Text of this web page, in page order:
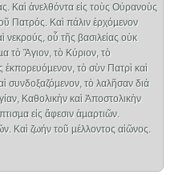
Καὶ ἀνελθόντα εἰς τοὺς Οὐρανοὺς
Πατρός. Καὶ πάλιν ἐρχόµενον
νεκρούς, οὗ τῆς βασιλείας οὐκ
τὸ Ἅγιον, τὸ Κύριον, τὸ
τὸ σὺν Πατρὶ καὶ
συνδοξαζόµενον, τὸ λαλῆσαν διά
Καθολικὴν καὶ Ἀποστολικὴν
εἰς ἄφεσιν ἁµαρτιῶν.
Καὶ ζωήν τοῦ µέλλοντος αἰῶνος.